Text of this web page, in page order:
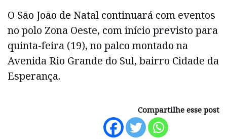
O São João de Natal continuará com eventos
no polo Zona Oeste, com início previsto para
quinta-feira (19), no palco montado na
Avenida Rio Grande do Sul, bairro Cidade da
Esperança.
Compartilhe esse post